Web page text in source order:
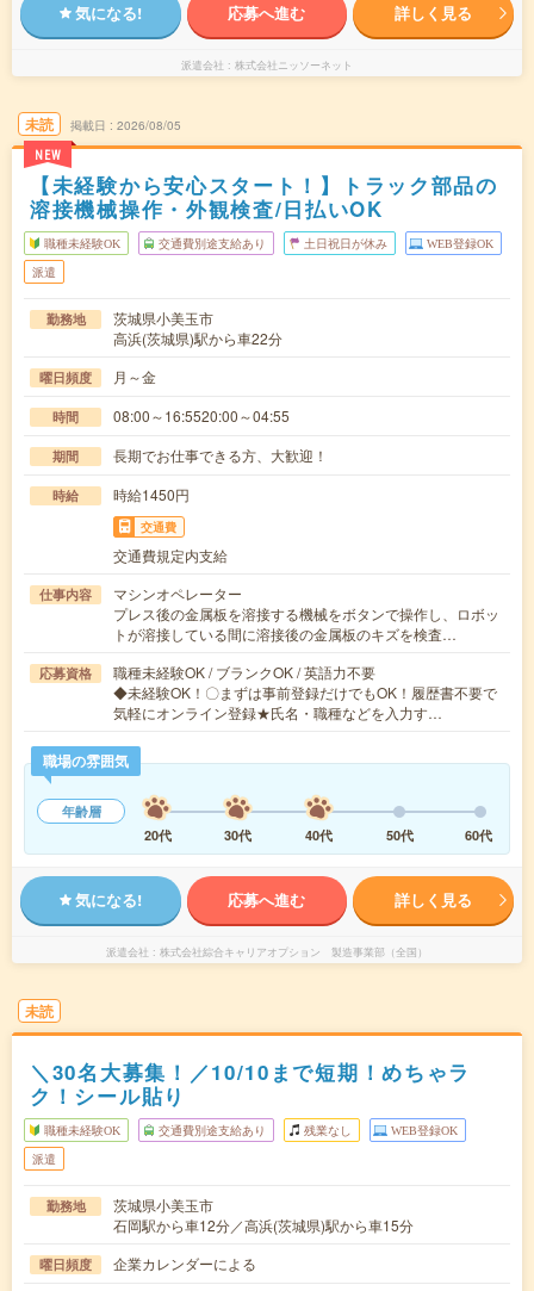
気になる! 応募へ進む 詳しく見る
派遣会社 株式会社ニッソーネット
未読
NEW
掲載日 2026/08/05
【未経験から安心スタート！】トラック部品の
溶接機械操作・外観検査/日払いOK
職種未経験OK 交通費別途支給あり 土日祝日が休み WEB登録OK
派遣
勤務地
茨城県小美玉市
高浜(茨城県)駅から車22分
曜日頻度 月～金
時間 08:00～16:5520:00～04:55
期間 長期でお仕事できる方、大歓迎！
時給 時給1450円
交通費
交通費規定内支給
仕事内容
マシンオペレーター
プレス後の金属板を溶接する機械をボタンで操作し、ロボッ
トが溶接している間に溶接後の金属板のキズを検査…
応募資格
職種未経験OK / ブランクOK / 英語力不要
◆未経験OK！〇まずは事前登録だけでもOK！履歴書不要で
気軽にオンライン登録★氏名・職種などを入力す…
職場の雰囲気
年齢層
20代
30代 40代 50代 60代
気になる! 応募へ進む 詳しく見る
派遣会社 株式会社綜合キャリアオプション 製造事業部（全国）
未読
＼30名大募集！／10/10まで短期！めちゃラ
ク！シール貼り
職種未経験OK 交通費別途支給あり 残業なし WEB登録OK
派遣
勤務地
茨城県小美玉市
石岡駅から車12分／高浜(茨城県)駅から車15分
曜日頻度 企業カレンダーによる